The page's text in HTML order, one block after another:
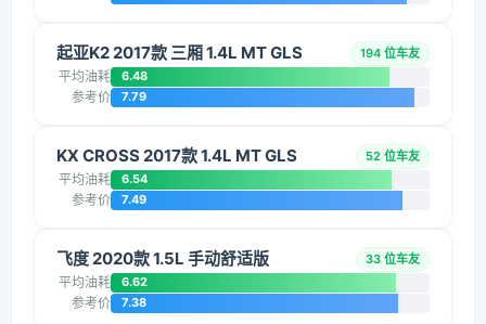
起亚K2 2017款 三厢 1.4L MT GLS 194 位车友
平均油耗 6.48
参考价 7.79
KX CROSS 2017款 1.4L MT GLS 52 位车友
平均油耗 6.54
参考价 7.49
飞度 2020款 1.5L 手动舒适版 33 位车友
平均油耗 6.62
参考价 7.38